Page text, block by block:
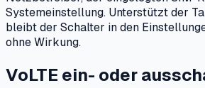
Systemeinstellung. Unterstützt der
bleibt der Schalter in den
ohne Wirkung.
VoLTE ein- oder